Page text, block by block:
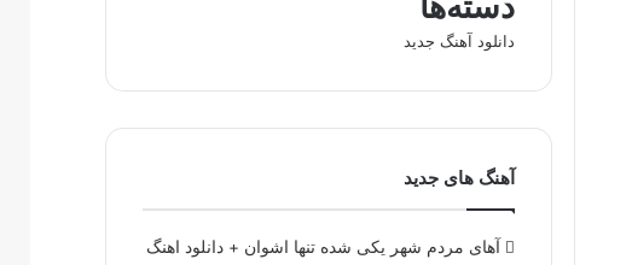
دانلود آهنگ جدید
آهنگ های جدید
آهای مردم شهر یکی شده تنها اشوان + دانلود اهنگ